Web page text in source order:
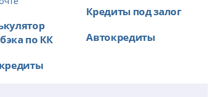
по КК
Кредиты под залог
Автокредиты